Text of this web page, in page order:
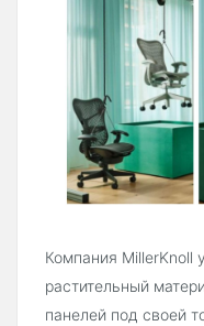
Компания MillerKnoll
растительный
панелей под своей